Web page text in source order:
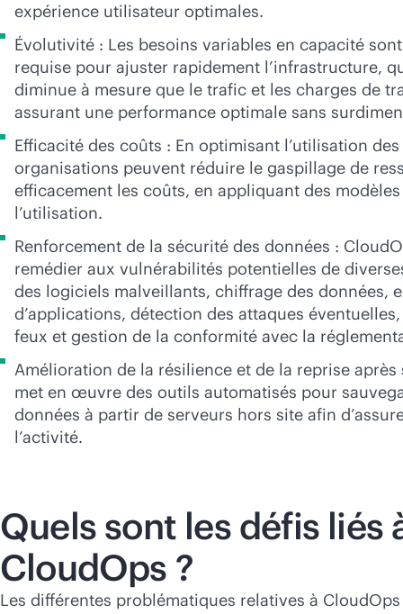
expérience utilisateur optimales.
Évolutivité : Les besoins variables en capacité
requise pour ajuster rapidement l’infrastructure,
diminue à mesure que le trafic et les charges de
assurant une performance optimale sans
Efficacité des coûts : En optimisant l’utilisation
organisations peuvent réduire le gaspillage de
efficacement les coûts, en appliquant des
l’utilisation.
Renforcement de la sécurité des données :
remédier aux vulnérabilités potentielles de
des logiciels malveillants, chiffrage des données,
d’applications, détection des attaques
feux et gestion de la conformité avec la
Amélioration de la résilience et de la reprise
met en œuvre des outils automatisés pour
données à partir de serveurs hors site afin
l’activité.
Quels sont les défis liés
CloudOps ?
Les différentes problématiques relatives à